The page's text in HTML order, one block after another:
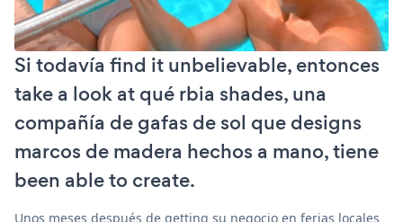
Si todavía find it unbelievable, entonces
take a look at qué rbia shades, una
compañía de gafas de sol que designs
marcos de madera hechos a mano, tiene
been able to create.
Unos meses después de getting su negocio en ferias locales